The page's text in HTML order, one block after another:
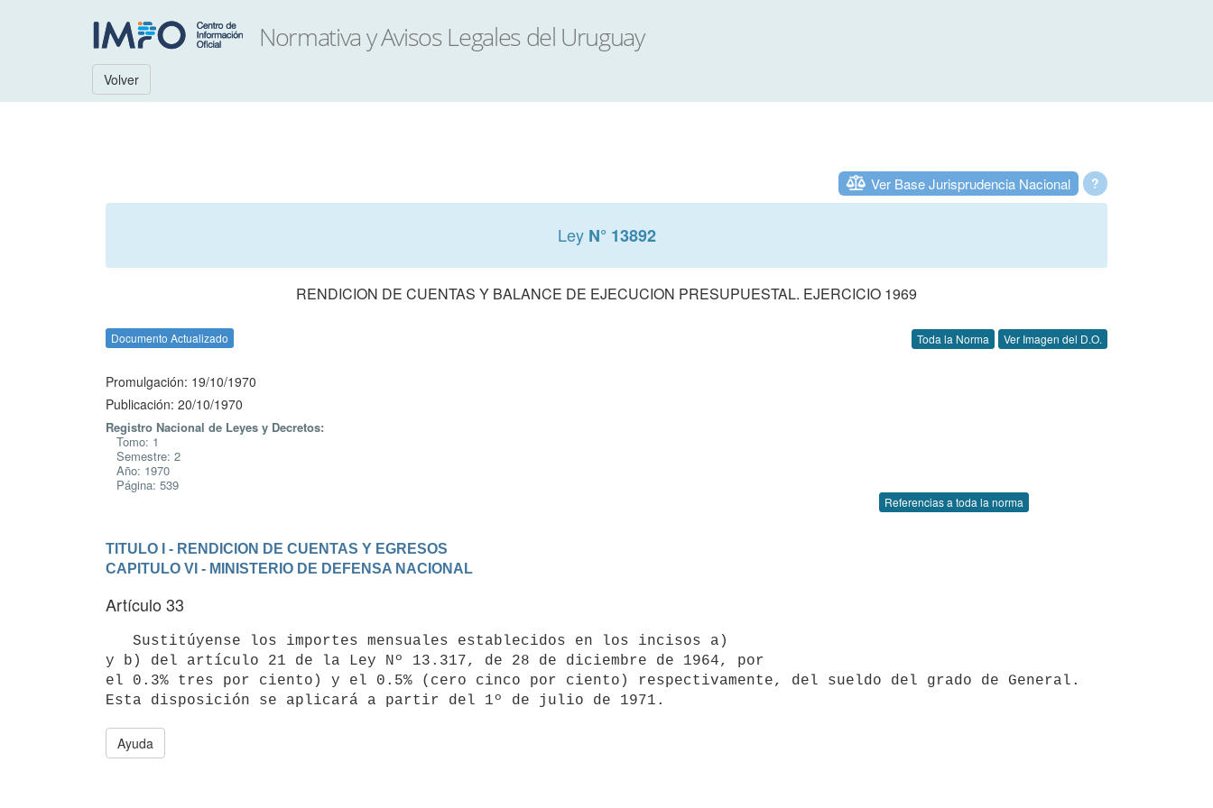
Volver
?
Ver Base Jurisprudencia Nacional
Ley N° 13892
RENDICION DE CUENTAS Y BALANCE DE EJECUCION PRESUPUESTAL. EJERCICIO 1969
Documento Actualizado Toda la Norma Ver Imagen del D.O.
Promulgación: 19/10/1970
Publicación: 20/10/1970
Registro Nacional de Leyes y Decretos:
Tomo: 1
Semestre: 2
Año: 1970
Página: 539
Referencias a toda la norma
TITULO I - RENDICION DE CUENTAS Y EGRESOS
CAPITULO VI - MINISTERIO DE DEFENSA NACIONAL
Artículo 33
y b) del artículo 21 de la Ley Nº 13.317, de 28 de diciembre de 1964, por
el 0.3% tres por ciento) y el 0.5% (cero cinco por ciento) respectivamente, del sueldo del grado de General.
Esta disposición se aplicará a partir del 1º de julio de 1971.
Ayuda